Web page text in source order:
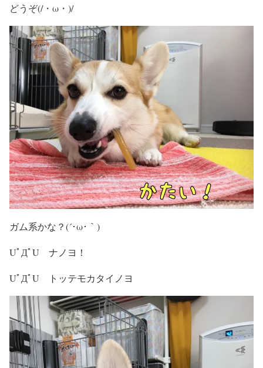
どうぞ(/・ω・)/
ガム系かな？(´･ω･｀)
UﾟДﾟU ナノヨ！
UﾟДﾟU トッテモカタイノヨ